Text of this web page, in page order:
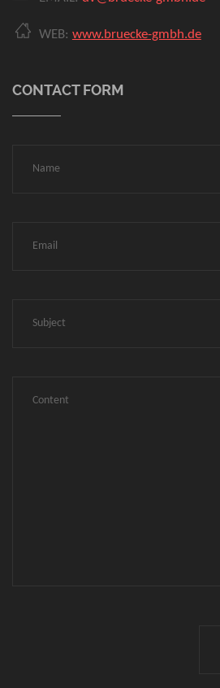
WEB: www.bruecke-gmbh.de
CONTACT FORM